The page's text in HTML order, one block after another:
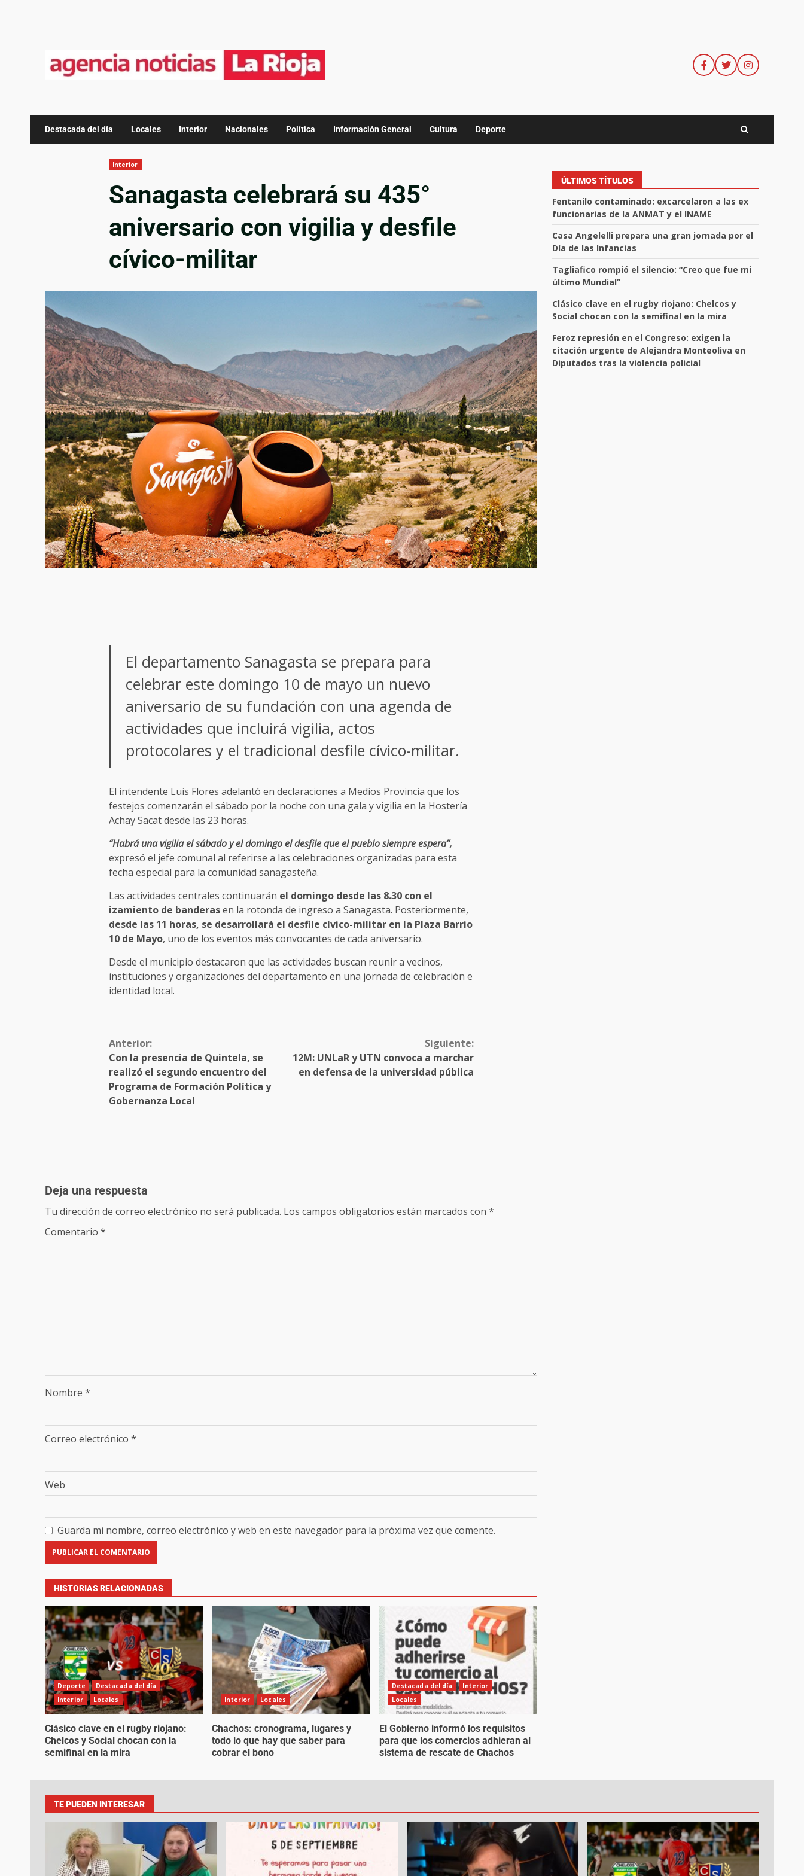
Destacada del día Locales Interior Nacionales Política Información General Cultura Deporte
Interior
Sanagasta celebrará su 435°
aniversario con vigilia y desfile
cívico-militar
El departamento Sanagasta se prepara para
celebrar este domingo 10 de mayo un nuevo
aniversario de su fundación con una agenda de
actividades que incluirá vigilia, actos
protocolares y el tradicional desfile cívico-militar.
El intendente Luis Flores adelantó en declaraciones a Medios Provincia que los
festejos comenzarán el sábado por la noche con una gala y vigilia en la Hostería
Achay Sacat desde las 23 horas.
“Habrá una vigilia el sábado y el domingo el desfile que el pueblo siempre espera”,
expresó el jefe comunal al referirse a las celebraciones organizadas para esta
fecha especial para la comunidad sanagasteña.
Las actividades centrales continuarán el domingo desde las 8.30 con el
izamiento de banderasen la rotonda de ingreso a Sanagasta. Posteriormente,
desde las 11 horas, se desarrollará el desfile cívico-militar en la Plaza Barrio
10 de Mayo, uno de los eventos más convocantes de cada aniversario.
Desde el municipio destacaron que las actividades buscan reunir a vecinos,
instituciones y organizaciones del departamento en una jornada de celebración e
identidad local.
Anterior:
Con la presencia de Quintela, se
realizó el segundo encuentro del
Programa de Formación Política y
Gobernanza Local
Siguiente:
12M: UNLaR y UTN convoca a marchar
en defensa de la universidad pública
Deja una respuesta
Tu dirección de correo electrónico no será publicada. Los campos obligatorios están marcados con *
Comentario *
Nombre *
Correo electrónico *
Web
Guarda mi nombre, correo electrónico y web en este navegador para la próxima vez que comente.
HISTORIAS RELACIONADAS
Deporte
Destacada del día
Interior
Locales
Clásico clave en el rugby riojano:
Chelcos y Social chocan con la
semifinal en la mira
Interior Locales
Chachos: cronograma, lugares y
todo lo que hay que saber para
cobrar el bono
Destacada del día
Interior
Locales
El Gobierno informó los requisitos
para que los comercios adhieran al
sistema de rescate de Chachos
ÚLTIMOS TÍTULOS
Fentanilo contaminado: excarcelaron a las ex
funcionarias de la ANMAT y el INAME
Casa Angelelli prepara una gran jornada por el
Día de las Infancias
Tagliafico rompió el silencio: “Creo que fue mi
último Mundial”
Clásico clave en el rugby riojano: Chelcos y
Social chocan con la semifinal en la mira
Feroz represión en el Congreso: exigen la
citación urgente de Alejandra Monteoliva en
Diputados tras la violencia policial
TE PUEDEN INTERESAR